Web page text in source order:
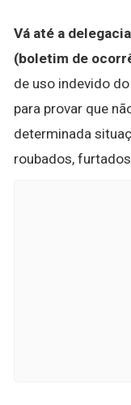
Vá até a
(boletim de
de uso indevido
para provar que
determinada
roubados,